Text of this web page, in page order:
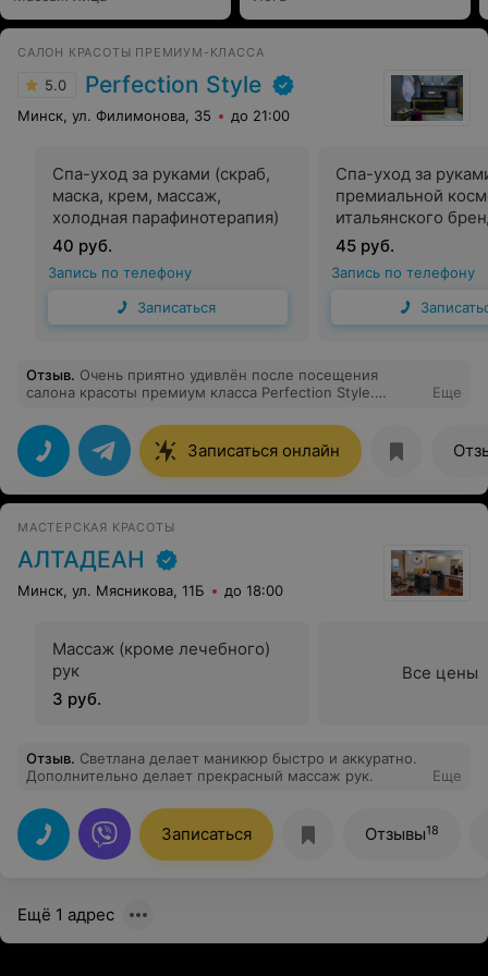
САЛОН КРАСОТЫ ПРЕМИУМ-КЛАССА
5.0 Perfection Style
Минск, ул. Филимонова, 35 до 21:00
Спа-уход за руками (скраб,
маска, крем, массаж,
холодная парафинотерапия)
40 руб.
Запись по телефону
Записаться
Спа-уход за
премиальной
итальянского
(скраб, маска,
45 руб.
Запись по телефону
Отзыв. Очень приятно удивлён после посещения
салона красоты премиум класса Perfection Style.
порога предложила чай, кофе, водичку и провела
экскурсию по салону. В итоге я сделал мужской
маникюр у мастера Екатерины Королёк… аккуратно и
профессионально … массаж рук сделали в подарок… а
также мужскую стрижку у Аллы Лапутской. Место
дела. Всем советую!!!
Еще
Записаться онлайн
МАСТЕРСКАЯ КРАСОТЫ
АЛТАДЕАН
Минск, ул. Мясникова, 11Б до 18:00
Массаж (кроме лечебного)
рук
3 руб.
Все цены
Отзыв. Светлана делает маникюр быстро и аккуратно.
Дополнительно делает прекрасный массаж рук.
Еще
Записаться Отзывы18
Ещё 1 адрес